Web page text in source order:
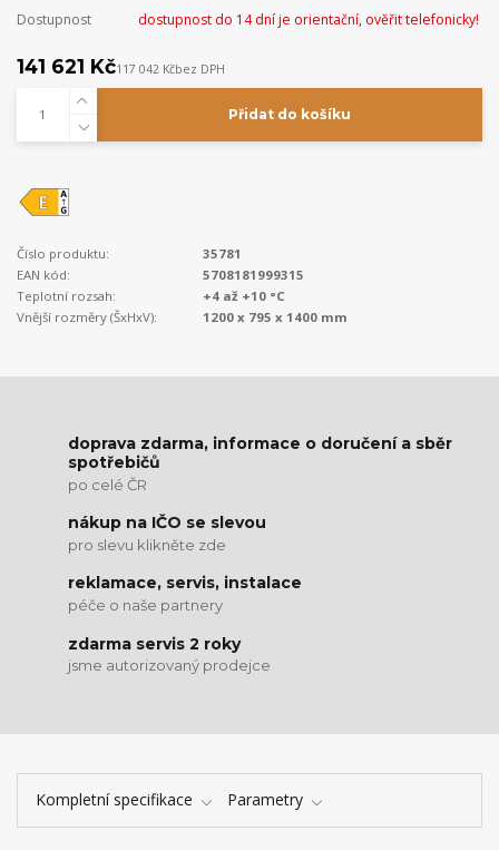
Dostupnost dostupnost do 14 dní je orientační, ověřit telefonicky!
141 621 Kč117 042 Kčbez DPH
Přidat do košíku
Číslo produktu:
35781
EAN kód:
5708181999315
Teplotní rozsah:
+4 až +10 °C
Vnější rozměry (ŠxHxV):
1200 x 795 x 1400 mm
doprava zdarma, informace o doručení a sběr
spotřebičů
po celé ČR
nákup na IČO se slevou
pro slevu klikněte zde
reklamace, servis, instalace
péče o naše partnery
zdarma servis 2 roky
jsme autorizovaný prodejce
Kompletní specifikace Parametry